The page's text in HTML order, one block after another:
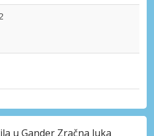
u Gander Zračna luka